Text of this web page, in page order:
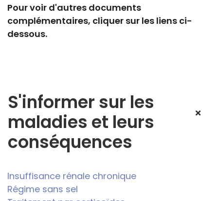
Pour voir d'autres documents
complémentaires, cliquer sur les liens ci-
dessous.
S'informer sur les
maladies et leurs
conséquences
Insuffisance rénale chronique
Régime sans sel